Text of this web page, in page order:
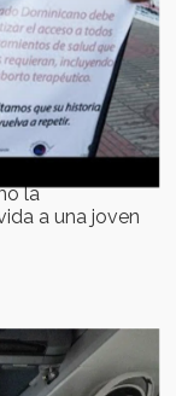
la
a una joven